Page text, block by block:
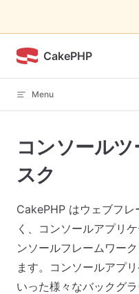
CakePHP
Menu
コンソール
スク
CakePHP はウェブフ
く、コンソールアプリ
ンソールフレームワー
ます。コンソールアプ
いった様々なバックグ